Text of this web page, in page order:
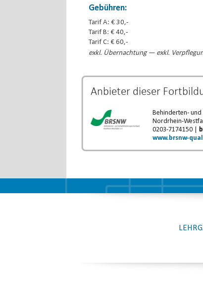
Gebühren:
Tarif A: € 30,-
Tarif B: € 40,-
Tarif C: € 60,-
exkl. Übernachtung — exkl.
Anbieter dieser
Behinderten-
Nordrhein-
0203-7174150 |
www.brsnw-